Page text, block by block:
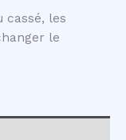
cassé, les
le